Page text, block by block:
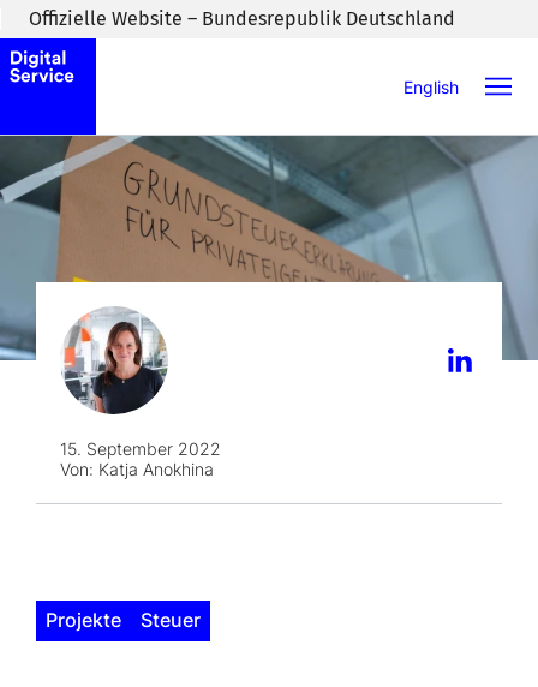
Zum Inhaltsbereich wechseln
Offizielle Website – Bundesrepublik Deutschland
English
15. September 2022
Von: Katja Anokhina
Projekte Steuer